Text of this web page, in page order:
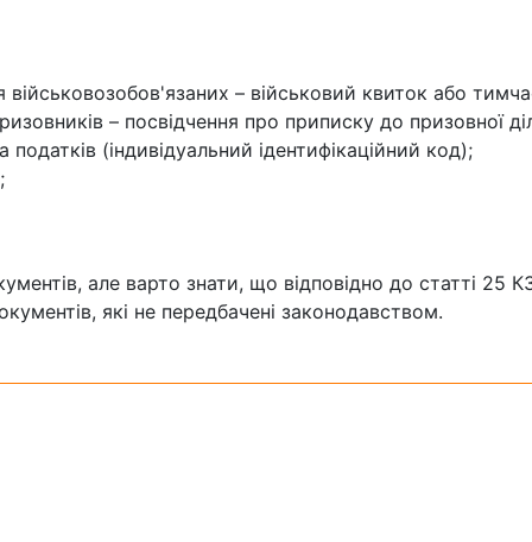
– військовий квиток або
– посвідчення про приписку до призовної
(індивідуальний ідентифікаційний код);
але варто знати, що відповідно до статті 25
які не передбачені законодавством.